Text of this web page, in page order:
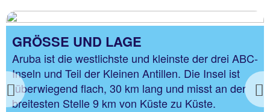
Previous
GRÖSSE UND LAGE
Aruba ist die westlichste und kleinste der drei ABC-
Inseln und Teil der Kleinen Antillen. Die Insel ist
überwiegend flach, 30 km lang und misst an der
breitesten Stelle 9 km von Küste zu Küste.